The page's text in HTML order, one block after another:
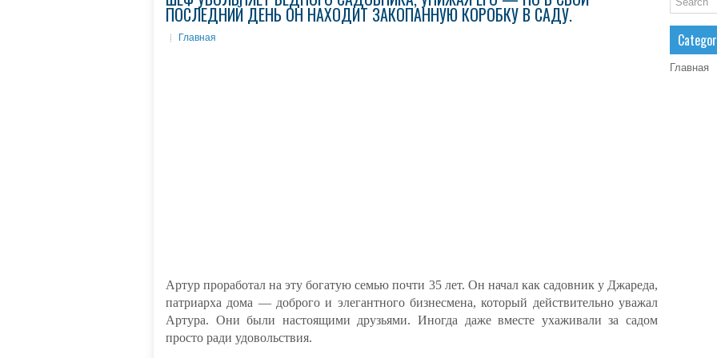
ПОСЛЕДНИЙ ДЕНЬ ОН НАХОДИТ ЗАКОПАННУЮ КОРОБКУ В САДУ.
Главная
Артур проработал на эту богатую семью почти 35 лет. Он начал как садовник у Джареда,
патриарха дома — доброго и элегантного бизнесмена, который действительно уважал
Артура. Они были настоящими друзьями. Иногда даже вместе ухаживали за садом
просто ради удовольствия.
Главная